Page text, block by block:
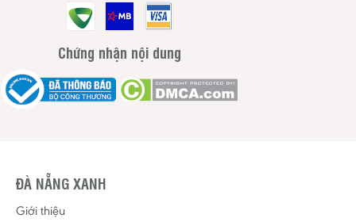
Chứng nhận nội dung
ĐÀ NẴNG XANH
Giới thiệu